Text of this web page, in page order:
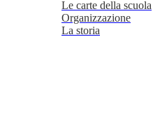
Le carte della scuola
Organizzazione
La storia